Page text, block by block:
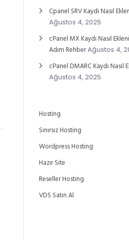
Cpanel SRV Kaydı Nasıl
Ağustos 4, 2025
cPanel MX Kaydı Nasıl
Adım RehberAğustos 4,
cPanel DMARC Kaydı Nasıl
Ağustos 4, 2025
Hosting
Sınırsız Hosting
Wordpress Hosting
Hazır Site
Reseller Hosting
VDS Satın Al